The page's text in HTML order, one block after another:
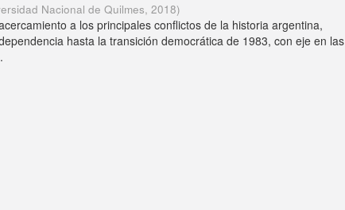
Nacional de Quilmes,2018)
a los principales conflictos de la historia argentina,
hasta la transición democrática de 1983, con eje en las